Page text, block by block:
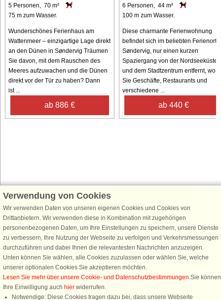
5 Personen, 70 m²
75 m zum Wasser.
Wunderschönes Ferienhaus am
Wattenmeer – einzigartige Lage direkt
an den Dünen in Søndervig Träumen
Sie davon, mit dem Rauschen des
Meeres aufzuwachen und die Dünen
direkt vor der Tür zu haben? Dann
ist ...
ab 886 €
6 Personen, 44 m²
100 m zum Wasser.
Diese charmante Ferienwohnung
befindet sich im beliebten Ferienort
Søndervig, nur einen kurzen
Spaziergang von der Nordseeküste
und dem Stadtzentrum entfernt, wo
Sie Geschäfte, Restaurants und
verschiedene ...
ab 440 €
Schließen Sie sich 100.000 Ferienhaus-Fans an
Erhalten Sie einen Willkommensgutschein von 25 €für Ihren nächsten
Ferienhausurlaub - melden Sie sich einfach für den DanCenter Newsletter
an. Verpassen Sie nie wieder exklusive Angebote, Gewinnspiele und
Urlaubstipps!
Newsletter abonnieren
Verwendung von Cookies
Wir verwenden Daten von unseren eigenen Cookies und Cookies von
Drittanbietern. Wir verwenden diese in Kombination mit zugehörigen
personenbezogenen Daten, um Ihre Einstellungen zu speichern, unsere Dienste
zu verbessern, Ihre Nutzung der Webseite zu verfolgen und Verkehrsmessungen
durchzuführen und dabei Ihnen die relevantesten Nachrichten anzuzeigen.
Unten können Sie wählen, alle Cookies zuzulassen oder wählen Sie, welche
unserer optionalen Cookies Sie akzeptieren möchten.
Lesen Sie mehr über unsere Cookie- und Datenschutzbestimmungen.Sie können
Ihre Einwilligung auch hier widerrufen.
Notwendige: Diese Cookies tragen dazu bei, dass unsere Webseite